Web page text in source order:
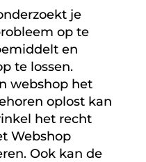
je
op te
en
te lossen.
webshop het
oplost kan
het recht
Webshop
Ook kan de